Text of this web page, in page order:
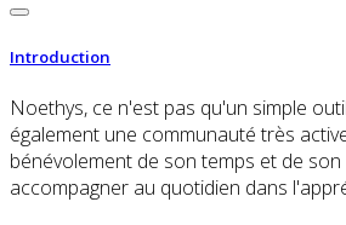
Introduction
Noethys, ce n'est pas qu'un simple
également une communauté très
bénévolement de son temps et de
accompagner au quotidien dans